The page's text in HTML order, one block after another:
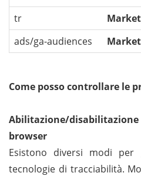
tr
ads/ga-audiences
Come posso controllare le
Abilitazione/
browser
Esistono diversi modi
tecnologie di tracciabilità.